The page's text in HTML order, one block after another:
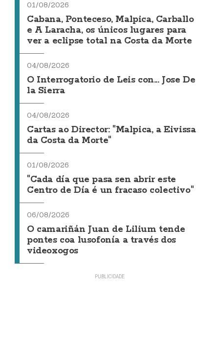
01/08/2026
Cabana, Ponteceso, Malpica, Carballo
e A Laracha, os únicos lugares para
ver a eclipse total na Costa da Morte
04/08/2026
O Interrogatorio de Leis con... Jose De
la Sierra
04/08/2026
Cartas ao Director: "Malpica, a Eivissa
da Costa da Morte"
01/08/2026
"Cada día que pasa sen abrir este
Centro de Día é un fracaso colectivo"
06/08/2026
O camariñán Juan de Lilium tende
pontes coa lusofonía a través dos
videoxogos